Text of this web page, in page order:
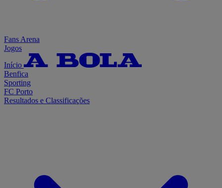
Fans Arena
Jogos
Início
Benfica
Sporting
FC Porto
Resultados e Classificações